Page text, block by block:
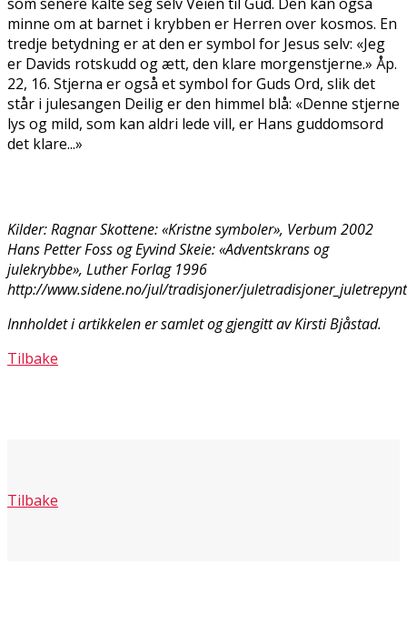
minne om at barnet i krybben er Herren over kosmos. En
tredje betydning er at den er symbol for Jesus selv: «Jeg
er Davids rotskudd og ætt, den klare morgenstjerne.» Åp.
22, 16. Stjerna er også et symbol for Guds Ord, slik det
står i julesangen Deilig er den himmel blå: «Denne stjerne
lys og mild, som kan aldri lede vill, er Hans guddomsord
det klare...»
Kilder: Ragnar Skottene: «Kristne symboler», Verbum 2002
Hans Petter Foss og Eyvind Skeie: «Adventskrans og
julekrybbe», Luther Forlag 1996
http://www.sidene.no/jul/tradisjoner/
Innholdet i artikkelen er samlet og gjengitt av Kirsti Bjåstad.
Tilbake
Tilbake